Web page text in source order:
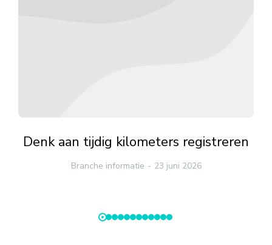
Denk aan tijdig kilometers registreren
Branche informatie 23 juni 2026